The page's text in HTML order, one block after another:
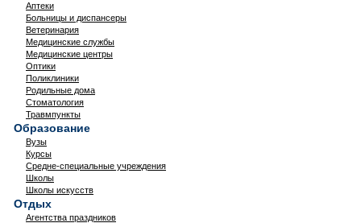
Аптеки
Больницы и диспансеры
Ветеринария
Медицинские службы
Медицинские центры
Оптики
Поликлиники
Родильные дома
Стоматология
Травмпункты
Образование
Вузы
Курсы
Средне-специальные учреждения
Школы
Школы искусств
Отдых
Агентства праздников